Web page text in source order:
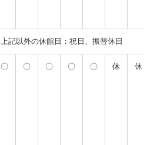
上記以外の休館日：祝日、振替休日
〇 〇 〇 〇 〇 休 休